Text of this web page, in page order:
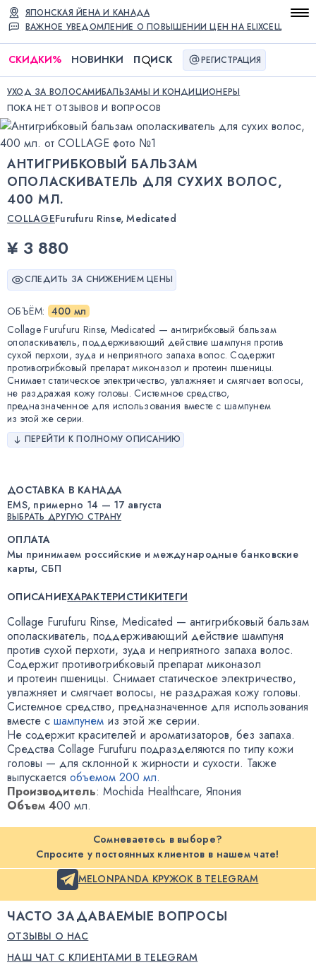
ВАЖНОЕ УВЕДОМЛЕНИЕ О ПОВЫШЕНИИ ЦЕН НА ELIXCELL
ЯПОНСКАЯ ЙЕНА И КАНАДА
СКИДКИ% НОВИНКИ П ИСК РЕГИСТРАЦИЯ
УХОД ЗА ВОЛОСАМИБАЛЬЗАМЫ И КОНДИЦИОНЕРЫ
ПОКА НЕТ ОТЗЫВОВ И ВОПРОСОВ
АНТИГРИБКОВЫЙ БАЛЬЗАМ
ОПОЛАСКИВАТЕЛЬ ДЛЯ СУХИХ ВОЛОС,
400 МЛ.
COLLAGEFurufuru Rinse, Medicated
¥ 3 880
СЛЕДИТЬ ЗА СНИЖЕНИЕМ ЦЕНЫ
ОБЪЁМ: 400 мл
Collage Furufuru Rinse, Medicated — антигрибковый бальзам
ополаскиватель, поддерживающий действие шампуня против
сухой перхоти, зуда и неприятного запаха волос. Содержит
противогрибковый препарат миконазол и протеин пшеницы.
Снимает статическое электричество, увлажняет и смягчает волосы,
не раздражая кожу головы. Системное средство,
предназначенное для использования вместе с шампунем
из этой же серии.
ПЕРЕЙТИ К ПОЛНОМУ ОПИСАНИЮ
ДОСТАВКА В КАНАДА
EMS, примерно 14 — 17 августа
ВЫБРАТЬ ДРУГУЮ СТРАНУ
ОПЛАТА
Мы принимаем российские и международные банковские
карты, СБП
ОПИСАНИЕХАРАКТЕРИСТИКИТЕГИ
Collage Furufuru Rinse, Medicated — антигрибковый бальзам
ополаскиватель, поддерживающий действие шампуня
против сухой перхоти, зуда и неприятного запаха волос.
Содержит противогрибковый препарат миконазол
и протеин пшеницы. Снимает статическое электричество,
увлажняет и смягчает волосы, не раздражая кожу головы.
Системное средство, предназначенное для использования
вместе с шампунем из этой же серии.
Не содержит красителей и ароматизаторов, без запаха.
Средства Collage Furufuru подразделяются по типу кожи
головы — для склонной к жирности и сухости. Также
выпускается объемом 200 мл.
Производитель: Mochida Healthcare, Япония
Объем 400 мл.
Сомневаетесь в выборе?
Спросите у постоянных клиентов в нашем чате!
MELONPANDA КРУЖОК В TELEGRAM
ЧАСТО ЗАДАВАЕМЫЕ ВОПРОСЫ
ОТЗЫВЫ О НАС
НАШ ЧАТ С КЛИЕНТАМИ В TELEGRAM